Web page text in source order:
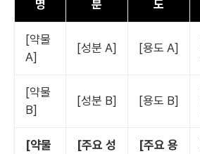
명
분
도
[약물
A]
[성분 A] [용도 A]
[약물
B]
[성분 B] [용도 B]
[약물
[주요 성
[주요 용